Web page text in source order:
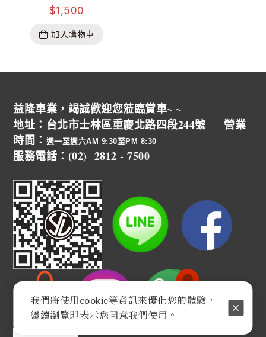
$1,500
加入購物車
益隆車業，竭誠歡迎您蒞臨賞車~ ~
地址：台北市士林區重慶北路四段244號 營業
時間： 週一至週六AM 9:30至PM 8:30
服務電話：(02) 2812 - 7500
我們將使用cookie等資訊來優化您的體驗，
繼續瀏覽即表示您同意我們使用。